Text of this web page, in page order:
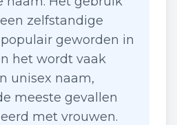
zelfstandige
geworden in
het wordt vaak
unisex naam,
meeste gevallen
met vrouwen.